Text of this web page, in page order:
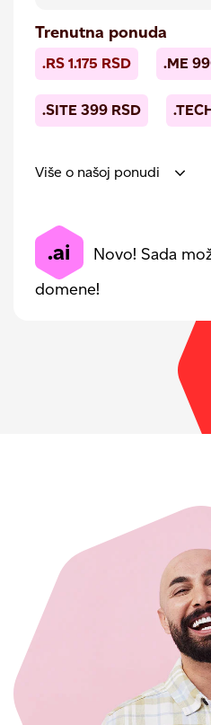
Trenutna ponuda
.RS 1.175 RSD .ME
.SITE 399 RSD
Više o našoj ponudi
.ai
Novo! Sada
domene!